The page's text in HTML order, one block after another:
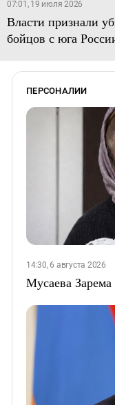
07:01, 19 июля 2026
Власти признали
бойцов с юга
ПЕРСОНАЛИИ
14:30, 6 августа 2026
Мусаева Зарема